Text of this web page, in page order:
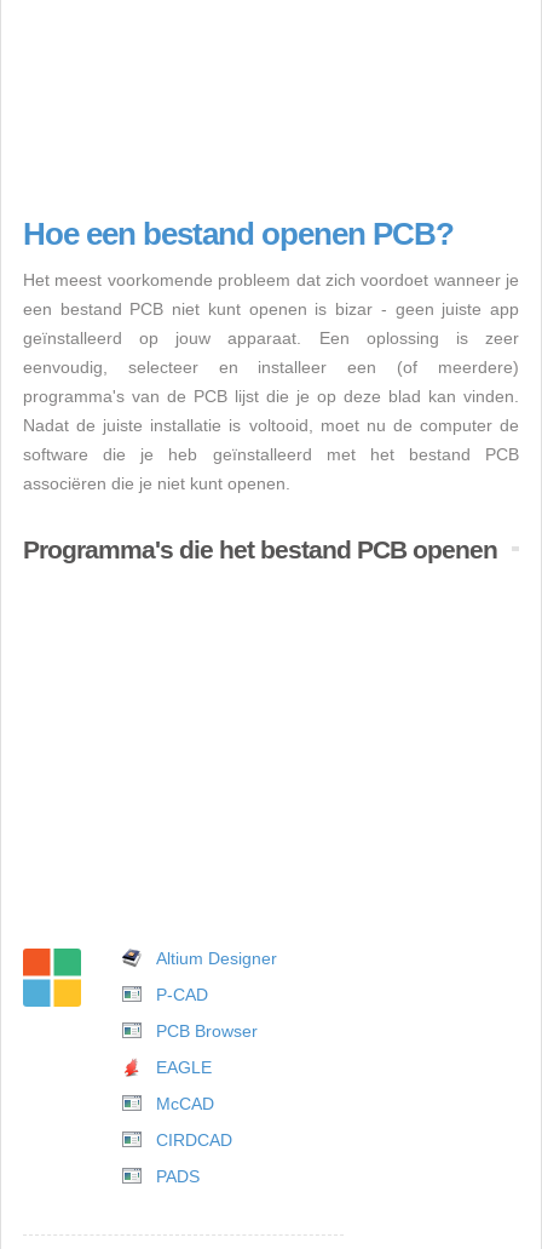
Hoe een bestand openen PCB?
Het meest voorkomende probleem dat zich voordoet wanneer je
een bestand PCB niet kunt openen is bizar - geen juiste app
geïnstalleerd op jouw apparaat. Een oplossing is zeer
eenvoudig, selecteer en installeer een (of meerdere)
programma's van de PCB lijst die je op deze blad kan vinden.
Nadat de juiste installatie is voltooid, moet nu de computer de
software die je heb geïnstalleerd met het bestand PCB
associëren die je niet kunt openen.
Programma's die het bestand PCB openen
Altium Designer
P-CAD
PCB Browser
EAGLE
McCAD
CIRDCAD
PADS